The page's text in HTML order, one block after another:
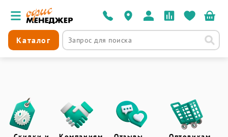
Каталог